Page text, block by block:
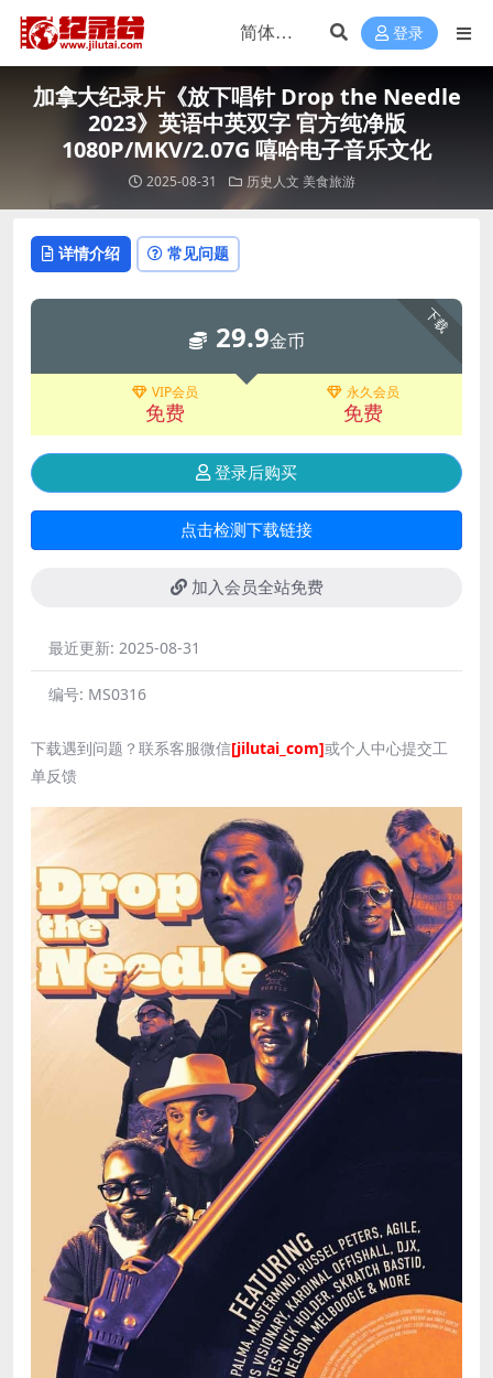
登录
加拿大纪录片《放下唱针 Drop the Needle
2023》英语中英双字 官方纯净版
1080P/MKV/2.07G 嘻哈电子音乐文化
2025-08-31 历史人文 美食旅游
详情介绍 常见问题
下载
29.9金币
VIP会员
免费
永久会员
免费
登录后购买
点击检测下载链接
加入会员全站免费
最近更新: 2025-08-31
编号: MS0316
下载遇到问题？联系客服微信[jilutai_com]或个人中心提交工
单反馈